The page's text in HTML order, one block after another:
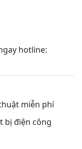
hotline:
miễn phí
bị điện công